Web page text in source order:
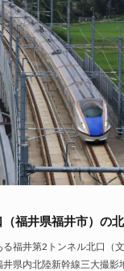
福井県福井市）の
る福井第2トンネル北口（
県内北陸新幹線三大撮影